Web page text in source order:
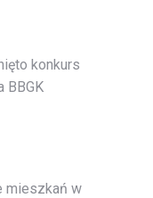
konkurs
BBGK
mieszkań w